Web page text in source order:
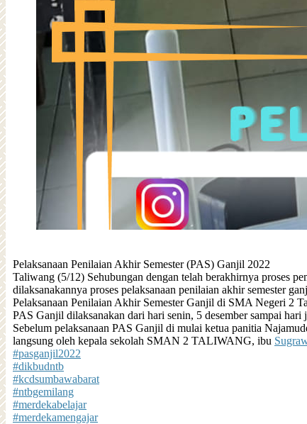
Pelaksanaan Penilaian Akhir Semester (PAS) Ganjil 2022
Taliwang (5/12) Sehubungan dengan telah berakhirnya proses
dilaksanakannya proses pelaksanaan penilaian akhir semester
Pelaksanaan Penilaian Akhir Semester Ganjil di SMA Negeri 2
PAS Ganjil dilaksanakan dari hari senin, 5 desember sampai hari
Sebelum pelaksanaan PAS Ganjil di mulai ketua panitia
langsung oleh kepala sekolah SMAN 2 TALIWANG, ibu
#pasganjil2022
#dikbudntb
#kcdsumbawabarat
#ntbgemilang
#merdekabelajar
#merdekamengajar